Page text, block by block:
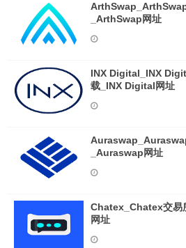
_ArthSwap网址
INX Digital_INX
载_INX Digital网址
_Auraswap网址
Chatex_Chatex交易
网址